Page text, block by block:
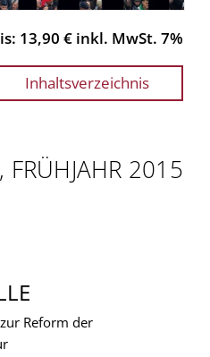
13,90 € inkl. MwSt. 7%
Inhaltsverzeichnis
FRÜHJAHR 2015
Reform der